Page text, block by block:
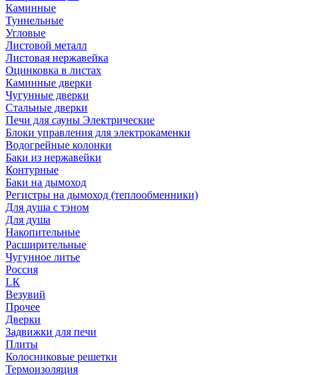
Каминные
Туннельные
Угловые
Листовой металл
Листовая нержавейка
Оцинковка в листах
Каминные дверки
Чугунные дверки
Стальные дверки
Печи для сауны Электрические
Блоки управления для электрокаменки
Водогрейные колонки
Баки из нержавейки
Контурные
Баки на дымоход
Регистры на дымоход (теплообменники)
Для душа с тэном
Для душа
Накопительные
Расширительные
Чугунное литье
Россия
LК
Везувий
Прочее
Дверки
Задвижки для печи
Плиты
Колосниковые решетки
Термоизоляция